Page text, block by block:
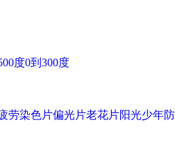
度0到300度
劳染色片偏光片老花片阳光少年